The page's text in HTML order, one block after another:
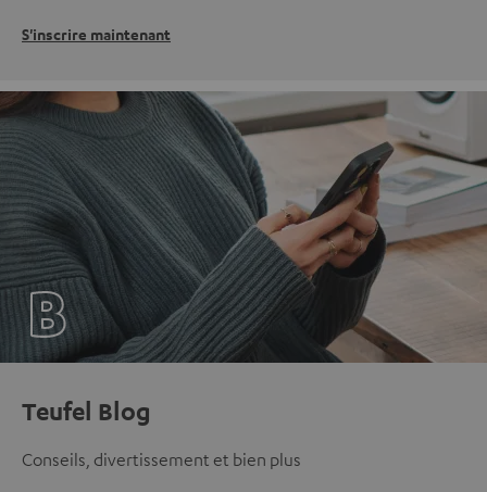
S'inscrire maintenant
Teufel Blog
Conseils, divertissement et bien plus